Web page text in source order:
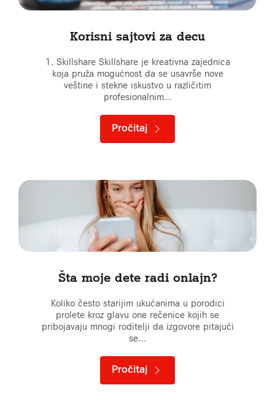
Korisni sajtovi za decu
1. Skillshare Skillshare je kreativna zajednica
koja pruža mogućnost da se usavrše nove
veštine i stekne iskustvo u različitim
profesionalnim…
Pročitaj
Šta moje dete radi onlajn?
Koliko često starijim ukućanima u porodici
prolete kroz glavu one rečenice kojih se
pribojavaju mnogi roditelji da izgovore pitajući
se…
Pročitaj